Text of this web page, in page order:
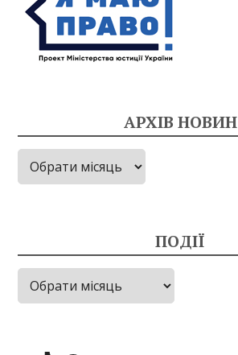
АРХІВ НОВИН
Архів
новин
ПОДІЇ
Події